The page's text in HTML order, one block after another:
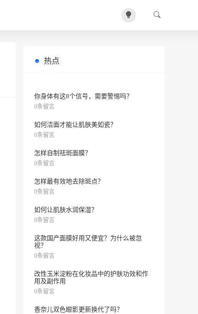
热点
你身体有这8个信号，需要警惕吗？
0条留言
如何洁面才能让肌肤美如瓷？
0条留言
怎样自制祛斑面膜？
0条留言
怎样最有效地去除斑点？
0条留言
如何让肌肤水润保湿？
0条留言
这款国产面膜好用又便宜？为什么被忽
视？
0条留言
改性玉米淀粉在化妆品中的护肤功效和作
用及副作用
0条留言
香奈儿双色眼影更新换代了吗？